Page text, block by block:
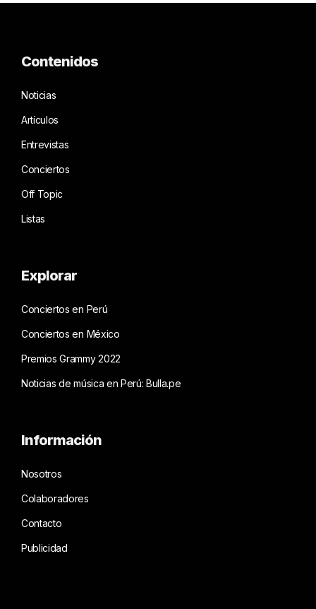
Contenidos
Noticias
Artículos
Entrevistas
Conciertos
Off Topic
Listas
Explorar
Conciertos en Perú
Conciertos en México
Premios Grammy 2022
Noticias de música en Perú: Bulla.pe
Información
Nosotros
Colaboradores
Contacto
Publicidad